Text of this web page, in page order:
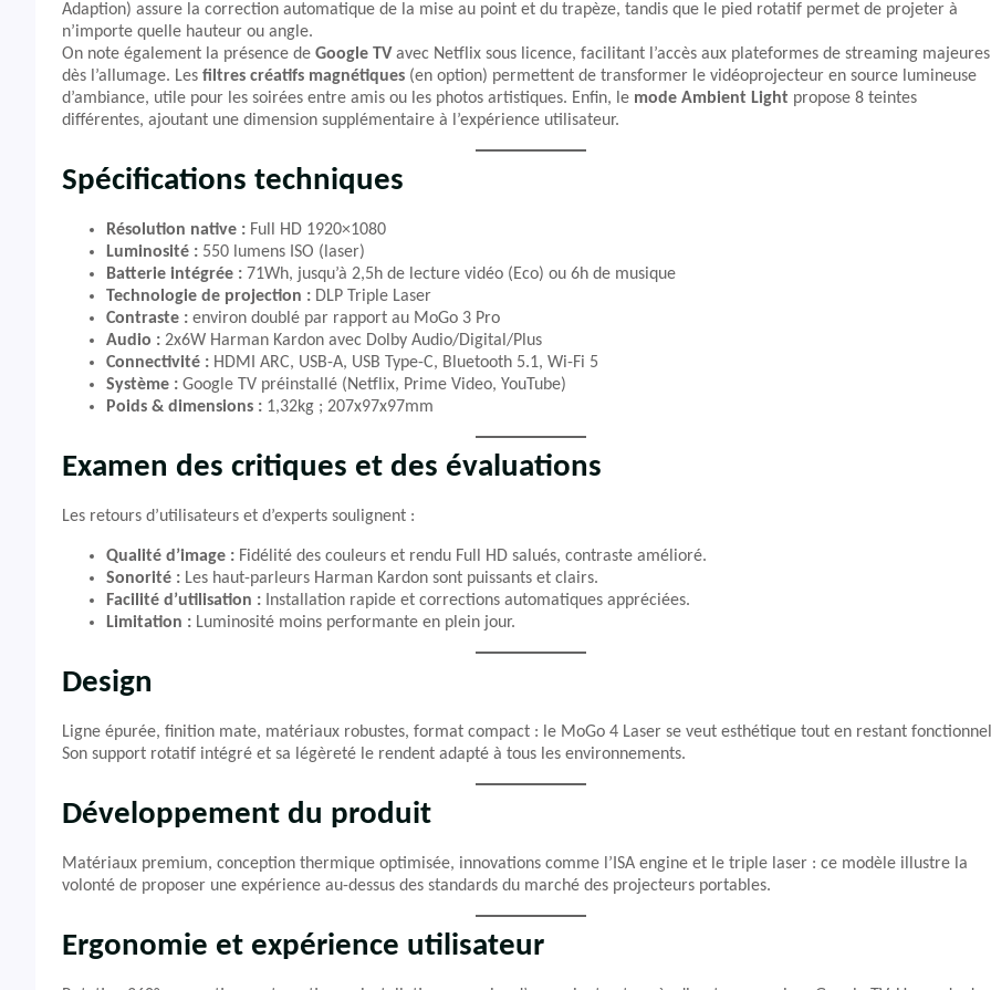
Adaption) assure la correction automatique de la mise au point et du trapèze, tandis que le pied rotatif permet de projeter à
n’importe quelle hauteur ou angle.
On note également la présence de Google TV avec Netflix sous licence, facilitant l’accès aux plateformes de streaming majeures
dès l’allumage. Les filtres créatifs magnétiques (en option) permettent de transformer le vidéoprojecteur en source lumineuse
d’ambiance, utile pour les soirées entre amis ou les photos artistiques. Enfin, le mode Ambient Light propose 8 teintes
différentes, ajoutant une dimension supplémentaire à l’expérience utilisateur.
Spécifications techniques
Résolution native : Full HD 1920×1080
Luminosité : 550 lumens ISO (laser)
Batterie intégrée : 71Wh, jusqu’à 2,5h de lecture vidéo (Eco) ou 6h de musique
Technologie de projection : DLP Triple Laser
Contraste : environ doublé par rapport au MoGo 3 Pro
Audio : 2x6W Harman Kardon avec Dolby Audio/Digital/Plus
Connectivité : HDMI ARC, USB-A, USB Type-C, Bluetooth 5.1, Wi-Fi 5
Système : Google TV préinstallé (Netflix, Prime Video, YouTube)
Poids & dimensions : 1,32kg ; 207x97x97mm
Examen des critiques et des évaluations
Les retours d’utilisateurs et d’experts soulignent :
Qualité d’image : Fidélité des couleurs et rendu Full HD salués, contraste amélioré.
Sonorité : Les haut-parleurs Harman Kardon sont puissants et clairs.
Facilité d’utilisation : Installation rapide et corrections automatiques appréciées.
Limitation : Luminosité moins performante en plein jour.
Design
Ligne épurée, finition mate, matériaux robustes, format compact : le MoGo 4 Laser se veut esthétique tout en restant
Son support rotatif intégré et sa légèreté le rendent adapté à tous les environnements.
Développement du produit
Matériaux premium, conception thermique optimisée, innovations comme l’ISA engine et le triple laser : ce modèle illustre la
volonté de proposer une expérience au-dessus des standards du marché des projecteurs portables.
Ergonomie et expérience utilisateur